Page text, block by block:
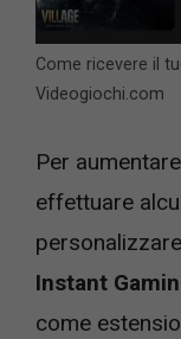
Come ricevere il
Videogiochi.com
Per
effettuare
Instant
come